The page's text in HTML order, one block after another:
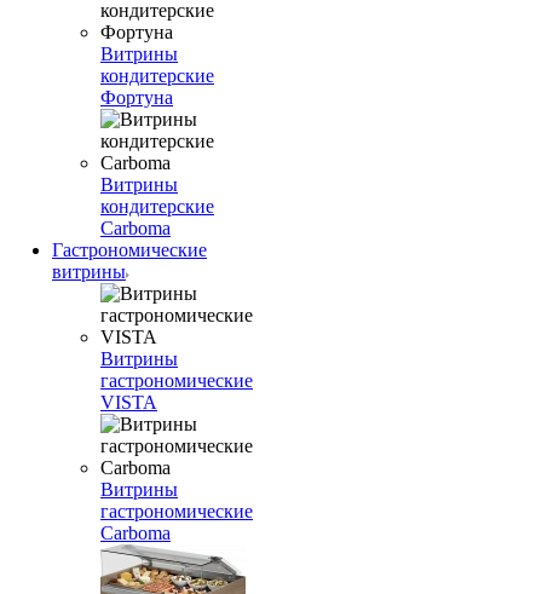
Витрины
кондитерские
Фортуна
Витрины
кондитерские
Carboma
Гастрономические
витрины
Витрины
гастрономические
VISTA
Витрины
гастрономические
Carboma